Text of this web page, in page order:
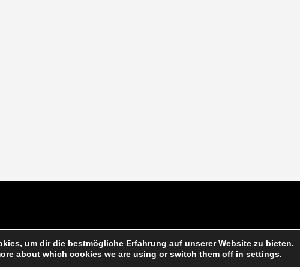
um dir die bestmögliche Erfahrung auf unserer Website zu bieten.
about which cookies we are using or switch them off insettings.